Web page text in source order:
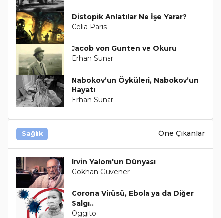
Distopik Anlatılar Ne İşe Yarar?
Celia Paris
Jacob von Gunten ve Okuru
Erhan Sunar
Nabokov’un Öyküleri, Nabokov’un
Hayatı
Erhan Sunar
Sağlık Öne Çıkanlar
Irvin Yalom'un Dünyası
Gökhan Güvener
Corona Virüsü, Ebola ya da Diğer
Salgı..
Oggito